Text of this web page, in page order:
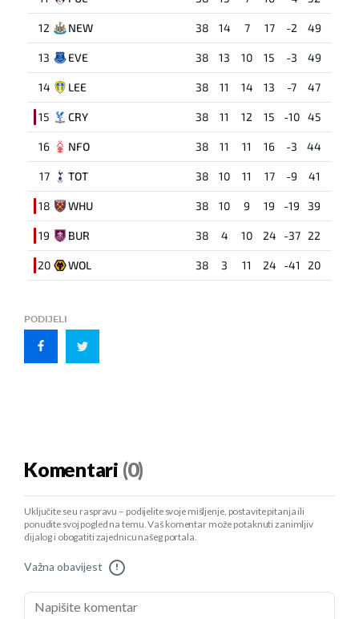
12 NEW 38 14 7 17 -2 49
13 EVE 38 13 10 15 -3 49
14 LEE 38 11 14 13 -7 47
15 CRY 38 11 12 15 -10 45
16 NFO 38 11 11 16 -3 44
17 TOT 38 10 11 17 -9 41
18 WHU 38 10 9 19 -19 39
19 BUR 38 4 10 24 -37 22
20 WOL 38 3 11 24 -41 20
PODIJELI
Komentari (0)
Uključite se u raspravu – podijelite svoje mišljenje, postavite pitanja ili
ponudite svoj pogled na temu. Vaš komentar može potaknuti zanimljiv
dijalog i obogatiti zajednicu našeg portala.
Važna obavijest !